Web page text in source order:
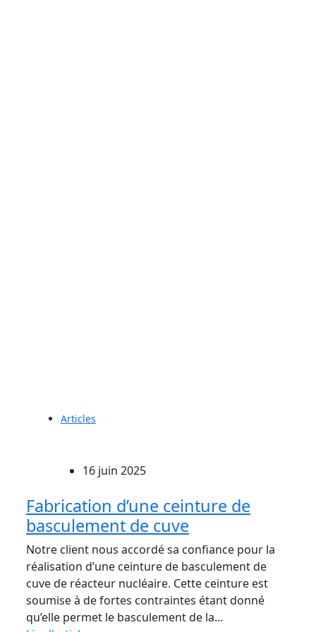
Articles
16 juin 2025
Fabrication d’une ceinture de
basculement de cuve
Notre client nous accordé sa confiance pour la
réalisation d’une ceinture de basculement de
cuve de réacteur nucléaire. Cette ceinture est
soumise à de fortes contraintes étant donné
qu’elle permet le basculement de la...